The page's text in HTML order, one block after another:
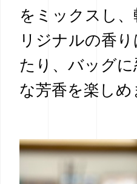
をミックスし
リジナルの香
たり、バッグ
な芳香を楽しめ